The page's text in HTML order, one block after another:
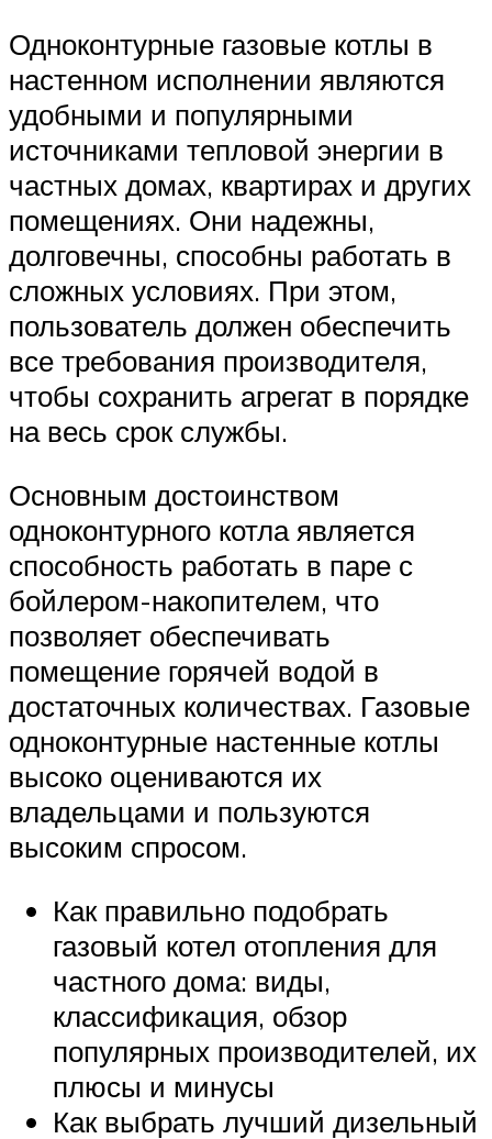
Одноконтурные газовые котлы в
настенном исполнении являются
удобными и популярными
источниками тепловой энергии в
частных домах, квартирах и других
помещениях. Они надежны,
долговечны, способны работать в
сложных условиях. При этом,
пользователь должен обеспечить
все требования производителя,
чтобы сохранить агрегат в порядке
на весь срок службы.
Основным достоинством
одноконтурного котла является
способность работать в паре с
бойлером-накопителем, что
позволяет обеспечивать
помещение горячей водой в
достаточных количествах. Газовые
одноконтурные настенные котлы
высоко оцениваются их
владельцами и пользуются
высоким спросом.
Как правильно подобрать
газовый котел отопления для
частного дома: виды,
классификация, обзор
популярных производителей, их
плюсы и минусы
Как выбрать лучший дизельный